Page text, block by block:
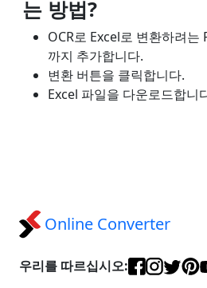
는 방법?
OCR로 Excel로 변환하려는
까지 추가합니다.
변환 버튼을 클릭합니다.
Excel 파일을 다운로드합니
Online Converter
우리를 따르십시오: